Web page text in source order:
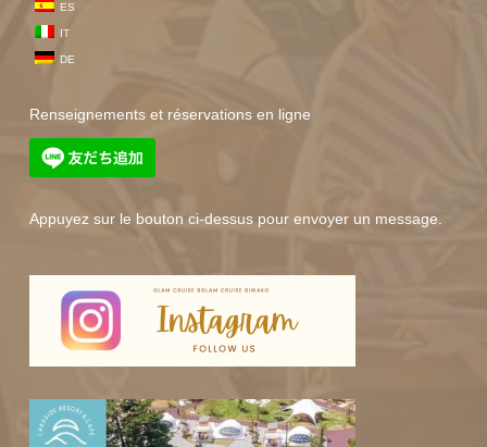
ES
IT
DE
Renseignements et réservations en ligne
Appuyez sur le bouton ci-dessus pour envoyer un message.